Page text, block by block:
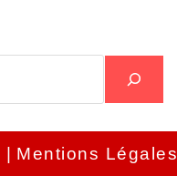
Mentions Légales